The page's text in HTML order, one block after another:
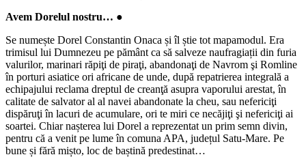
Avem Dorelul nostru… ●
Se numește Dorel Constantin Onaca și îl știe tot mapamodul. Era
trimisul lui Dumnezeu pe pământ ca să salveze naufragiații din furia
valurilor, marinari răpiţi de piraţi, abandonaţi de Navrom şi Romline
în porturi asiatice ori africane de unde, după repatrierea integrală a
echipajului reclama dreptul de creanţă asupra vaporului arestat, în
calitate de salvator al al navei abandonate la cheu, sau nefericiţi
dispăruţi în lacuri de acumulare, ori te miri ce necăjiţi şi nefericiţi ai
soartei. Chiar nașterea lui Dorel a reprezentat un prim semn divin,
pentru că a venit pe lume în comuna APA, județul Satu-Mare. Pe
bune și fără mișto, loc de baștină predestinat…